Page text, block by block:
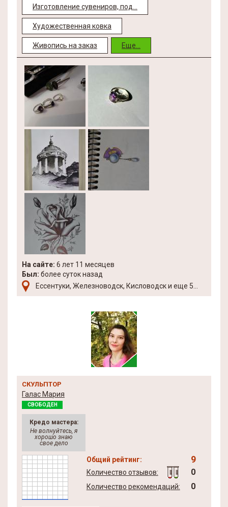
Изготовление сувениров, под...
Художественная ковка
Живопись на заказ Еще...
На сайте: 6 лет 11 месяцев
Был: более суток назад
Ессентуки, Железноводск, Кисловодск и еще 5...
СКУЛЬПТОР
Галас Мария
СВОБОДЕН
Кредо мастера:
Не волнуйтесь, я
хорошо знаю
свое дело
Общий рейтинг: 9
Количество отзывов: 0
Количество рекомендаций: 0